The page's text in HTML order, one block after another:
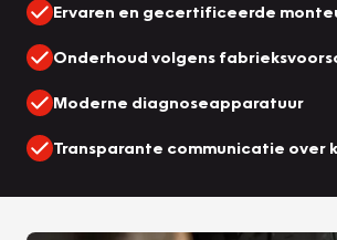
Ervaren en gecertificeerde
Onderhoud volgens
Moderne diagnoseapparatuur
Transparante communicatie over